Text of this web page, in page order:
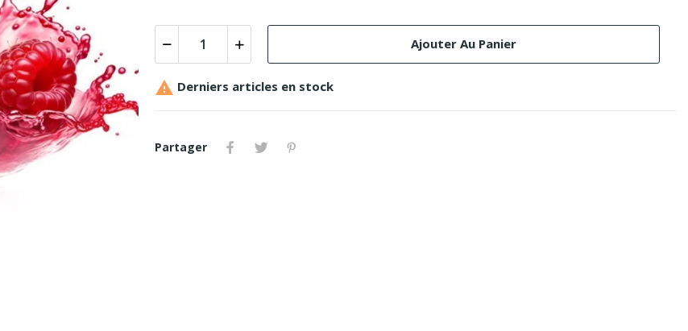
Ajouter Au Panier
 Derniers articles en stock
Partager